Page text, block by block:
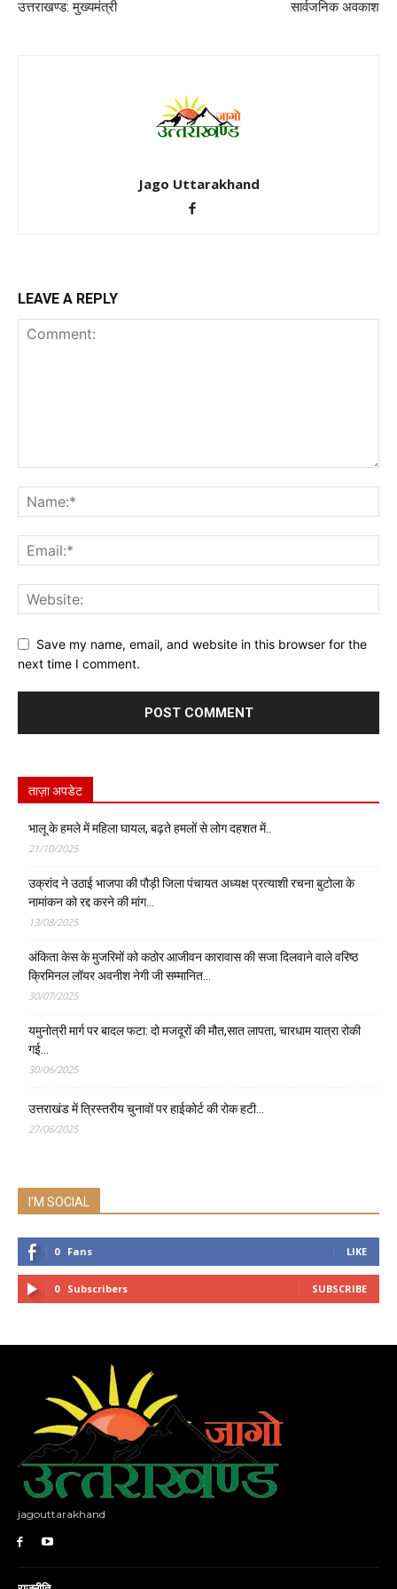
उत्तराखण्ड: मुख्यमंत्री
सार्वजनिक अवकाश
Jago Uttarakhand
LEAVE A REPLY
Save my name, email, and website in this browser for the
next time I comment.
ताज़ा अपडेट
भालू के हमले में महिला घायल, बढ़ते हमलों से लोग दहशत में..
21/10/2025
उक्रांद ने उठाई भाजपा की पौड़ी जिला पंचायत अध्यक्ष प्रत्याशी रचना बुटोला के
नामांकन को रद्द करने की मांग…
13/08/2025
अंकिता केस के मुजरिमों को कठोर आजीवन कारावास की सजा दिलवाने वाले वरिष्ठ
क्रिमिनल लॉयर अवनीश नेगी जी सम्मानित…
30/07/2025
यमुनोत्री मार्ग पर बादल फटा: दो मजदूरों की मौत,सात लापता, चारधाम यात्रा रोकी
गई…
30/06/2025
उत्तराखंड में त्रिस्तरीय चुनावों पर हाईकोर्ट की रोक हटी…
27/06/2025
I'M SOCIAL
0 Fans LIKE
0 Subscribers SUBSCRIBE
jagouttarakhand